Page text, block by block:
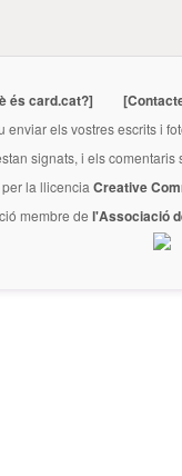
és card.cat?]
enviar els vostres escrits i
signats, i els
la llicencia Creative
membre de l'Associació